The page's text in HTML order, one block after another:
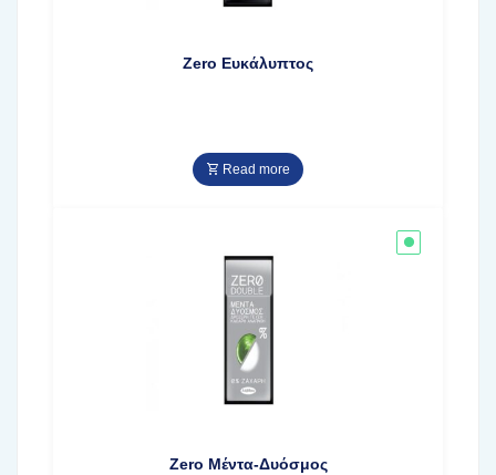
Zero Ευκάλυπτος
Read more
Zero Μέντα-Δυόσμος